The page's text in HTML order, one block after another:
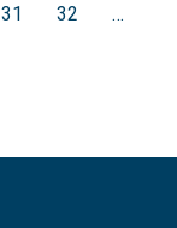
31 32
…